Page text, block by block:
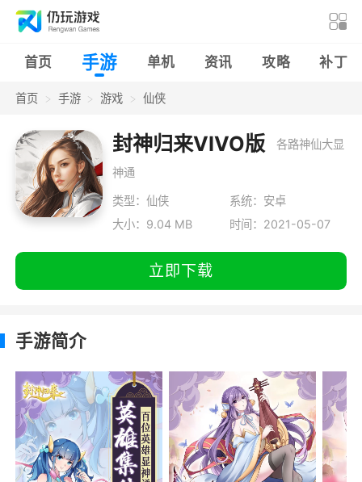
首页 手游 单机 资讯 攻略 补丁
首页 手游 游戏 仙侠
封神归来VIVO版 各路神仙大显
神通
类型：仙侠
系统：安卓
大小：9.04 MB
时间：2021-05-07
立即下载
手游简介